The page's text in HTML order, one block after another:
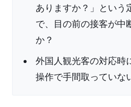
ありますか？」という
で、目の前の接客が中
か？
外国人観光客の対応時
操作で手間取っていな